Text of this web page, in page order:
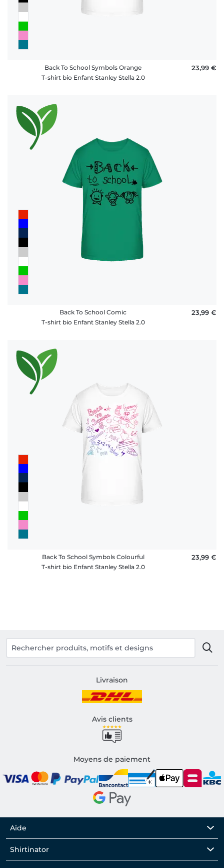
Back To School Symbols Orange
T-shirt bio Enfant Stanley Stella 2.0
23,99 €
Back To School Comic
T-shirt bio Enfant Stanley Stella 2.0
23,99 €
Back To School Symbols Colourful
T-shirt bio Enfant Stanley Stella 2.0
23,99 €
Livraison
Avis clients
Moyens de paiement
Aide
Shirtinator